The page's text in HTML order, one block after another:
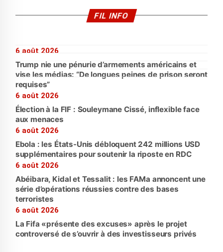
FIL INFO
6 août 2026
Trump nie une pénurie d’armements américains et
vise les médias: “De longues peines de prison seront
requises”
6 août 2026
Élection à la FIF : Souleymane Cissé, inflexible face
aux menaces
6 août 2026
Ebola : les États-Unis débloquent 242 millions USD
supplémentaires pour soutenir la riposte en RDC
6 août 2026
Abéibara, Kidal et Tessalit : les FAMa annoncent une
série d’opérations réussies contre des bases
terroristes
6 août 2026
La Fifa «présente des excuses» après le projet
controversé de s’ouvrir à des investisseurs privés